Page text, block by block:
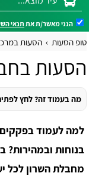
הנני מאשר/ת אתתנאי
טופ הסעות הסעות
הסעות
מה בעמוד זה? לחץ
למה לעמוד
בנוחות ובמהירות?
מחבלת השרון לכל